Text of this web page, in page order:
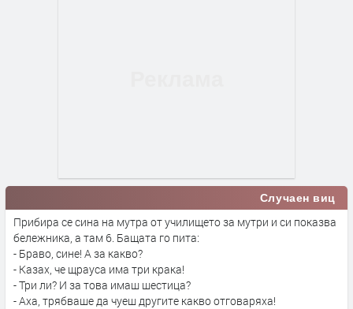
Случаен виц
Прибира се сина на мутра от училището за мутри и си показва
бележника, а там 6. Бащата го пита:
- Браво, сине! А за какво?
- Казах, че щрауса има три крака!
- Три ли? И за това имаш шестица?
- Аха, трябваше да чуеш другите какво отговаряха!